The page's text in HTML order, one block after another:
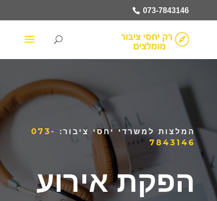
073-7843146
המלצות למשרדי יחסי ציבור:
073-
7843146
הפקת אירוע